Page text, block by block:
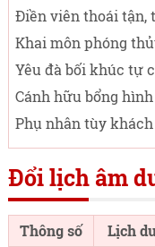
Điền viên thoái tận,
Khai môn phóng
Yêu đà bối khúc tự
Cánh hữu bổng
Phụ nhân tùy
Đổi lịch âm
Thông số Lịch